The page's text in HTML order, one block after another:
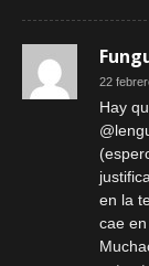
22
Hay
en la
cae